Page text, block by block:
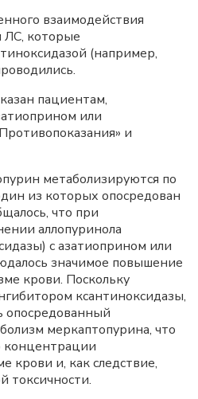
взаимодействия
ЛС, которые
(например,
пациентам,
или
и
метаболизируются по
из которых опосредован
что при
аллопуринола
с азатиоприном или
значимое повышение
крови. Поскольку
ксантиноксидазы,
опосредованный
меркаптопурина, что
крови и, как следствие,
токсичности.